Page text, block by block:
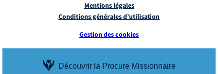
Découvrir la Procure Missionnaire
Mentions légales
Conditions générales d’utilisation
Gestion des cookies